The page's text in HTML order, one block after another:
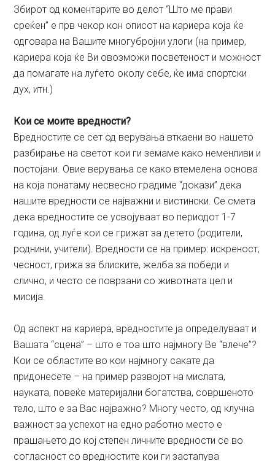
Збирот од коментарите во делот “Што ме прави
среќен” e прв чекор кон описот на кариера која ќе
одговара на Вашите многубројни улоги (на пример,
кариера која ќе Ви овозможи посветеност и можност
да помагате на луѓето околу себе, ќе има спортски
дух, итн.)
Кои се моите вредности?
Вредностите се сет од верувања вткаени во нашето
разбирање на светот кои ги земаме како неменливи и
постојани. Овие верувања се како втемелена основа
на која понатаму несвесно градиме “докази” дека
нашите вредности се најважни и вистински. Се смета
дека вредностите се усвојуваат во периодот 1-7
годинa, од луѓе кои се грижат за детето (родители,
роднини, учители). Вредности се на пример: искреност,
чесност, грижа за блиските, желба за победи и
слично, и често се поврзани со животната цел и
мисија.
Од аспект на кариера, вредностите ја определуваат и
Вашата “сцена” – што е тоа што најмногу Ве “влече”?
Кои се областите во кои најмногу сакате да
придонесете – на пример развојот на мислата,
науката, повеќе материјални богатства, совршеното
тело, што е за Вас најважно? Многу често, од клучна
важност за успехот на едно работно место е
прашањето до кој степен личните вредности се во
согласност со вредностите кои ги застапува